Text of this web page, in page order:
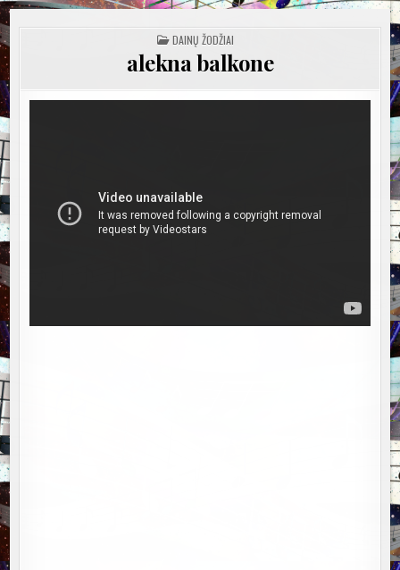
POSTED
IN
DAINŲ ŽODŽIAI
alekna balkone